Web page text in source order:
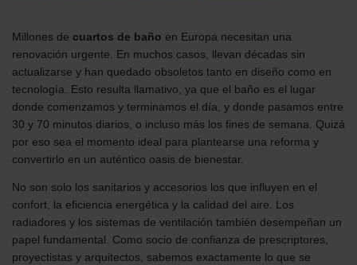
Millones de cuartos de baño en Europa necesitan una
renovación urgente. En muchos casos, llevan décadas sin
actualizarse y han quedado obsoletos tanto en diseño como en
tecnología. Esto resulta llamativo, ya que el baño es el lugar
donde comenzamos y terminamos el día, y donde pasamos entre
30 y 70 minutos diarios, o incluso más los fines de semana. Quizá
por eso sea el momento ideal para plantearse una reforma y
convertirlo en un auténtico oasis de bienestar.
No son solo los sanitarios y accesorios los que influyen en el
confort, la eficiencia energética y la calidad del aire. Los
radiadores y los sistemas de ventilación también desempeñan un
papel fundamental. Como socio de confianza de prescriptores,
proyectistas y arquitectos, sabemos exactamente lo que se